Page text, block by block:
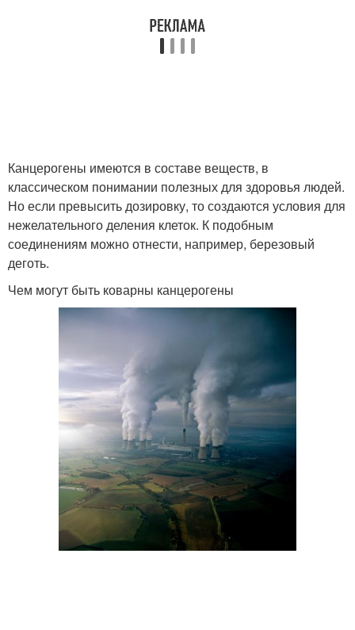
Канцерогены имеются в составе веществ, в
классическом понимании полезных для здоровья людей.
Но если превысить дозировку, то создаются условия для
нежелательного деления клеток. К подобным
соединениям можно отнести, например, березовый
деготь.
Чем могут быть коварны канцерогены